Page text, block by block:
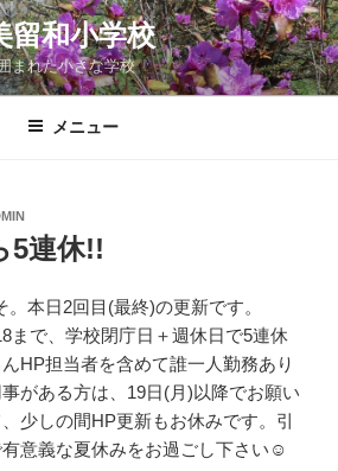
留和小学校
まれた小さな学校
メニュー
5連休!!
本日2回目(最終)の更新です。
まで、学校閉庁日＋週休日で5連休
HP担当者を含めて誰一人勤務あり
がある方は、19日(月)以降でお願い
少しの間HP更新もお休みです。引
意義な夏休みをお過ごし下さい☺